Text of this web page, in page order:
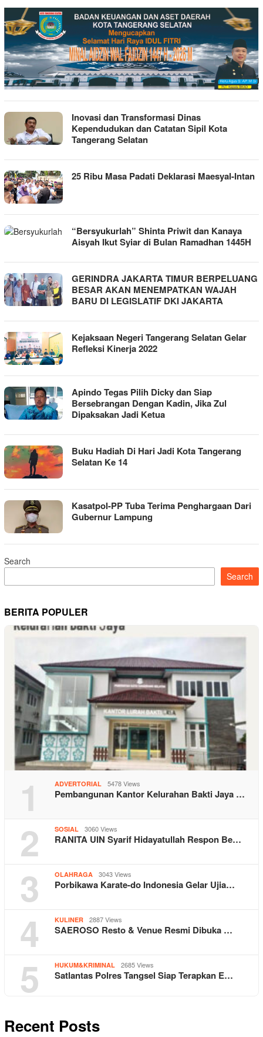
Inovasi dan Transformasi Dinas
Kependudukan dan Catatan Sipil Kota
Tangerang Selatan
25 Ribu Masa Padati Deklarasi Maesyal-Intan
“Bersyukurlah” Shinta Priwit dan Kanaya
Aisyah Ikut Syiar di Bulan Ramadhan 1445H
GERINDRA JAKARTA TIMUR BERPELUANG
BESAR AKAN MENEMPATKAN WAJAH
BARU DI LEGISLATIF DKI JAKARTA
Kejaksaan Negeri Tangerang Selatan Gelar
Refleksi Kinerja 2022
Apindo Tegas Pilih Dicky dan Siap
Bersebrangan Dengan Kadin, Jika Zul
Dipaksakan Jadi Ketua
Buku Hadiah Di Hari Jadi Kota Tangerang
Selatan Ke 14
Kasatpol-PP Tuba Terima Penghargaan Dari
Gubernur Lampung
Search
Search
BERITA POPULER
1 ADVERTORIAL 5478 Views
Pembangunan Kantor Kelurahan Bakti Jaya …
2 SOSIAL 3060 Views
RANITA UIN Syarif Hidayatullah Respon Be…
3 OLAHRAGA 3043 Views
Porbikawa Karate-do Indonesia Gelar Ujia…
4 KULINER 2887 Views
SAEROSO Resto & Venue Resmi Dibuka …
5 HUKUM&KRIMINAL 2685 Views
Satlantas Polres Tangsel Siap Terapkan E…
Recent Posts